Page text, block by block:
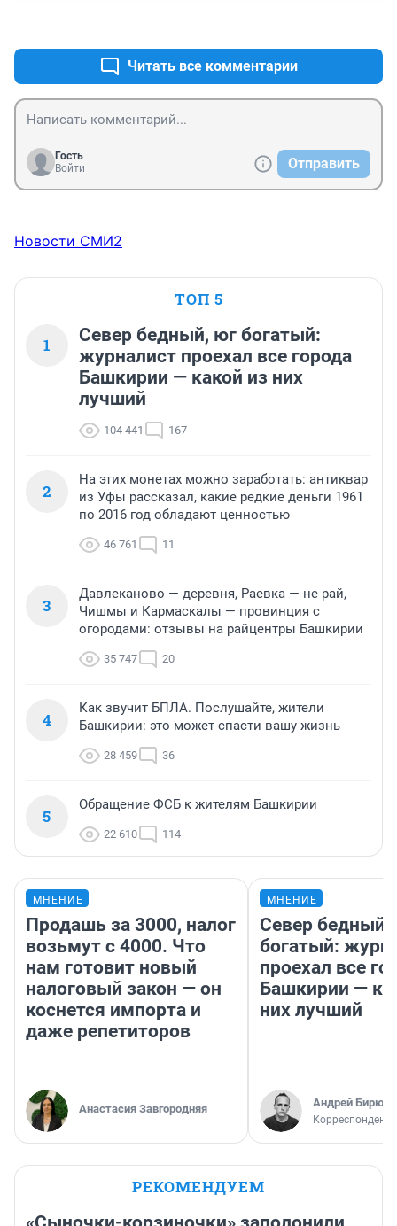
Читать все комментарии
Гость
Войти
Отправить
Новости СМИ2
ТОП 5
1
Север бедный, юг богатый:
журналист проехал все города
Башкирии — какой из них
лучший
104 441 167
2
На этих монетах можно заработать: антиквар
из Уфы рассказал, какие редкие деньги 1961
по 2016 год обладают ценностью
46 761 11
3
Давлеканово — деревня, Раевка — не рай,
Чишмы и Кармаскалы — провинция с
огородами: отзывы на райцентры Башкирии
35 747 20
4
Как звучит БПЛА. Послушайте, жители
Башкирии: это может спасти вашу жизнь
28 459 36
5
Обращение ФСБ к жителям Башкирии
22 610 114
МНЕНИЕ
Продашь за 3000, налог
возьмут с 4000. Что
нам готовит новый
налоговый закон — он
коснется импорта и
даже репетиторов
Анастасия Завгородняя
МНЕНИЕ
Север бедный,
богатый:
проехал все
Башкирии —
них лучший
Андрей
Корреспондент
РЕКОМЕНДУЕМ